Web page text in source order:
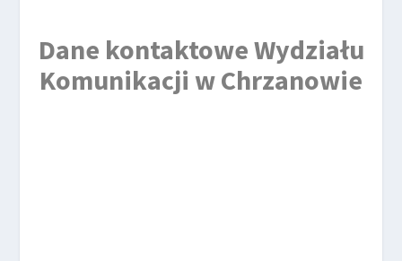
Dane kontaktowe Wydziału
Komunikacji w Chrzanowie